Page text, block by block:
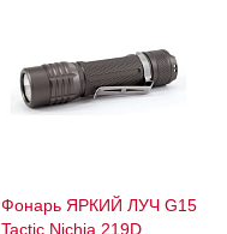
Фонарь ЯРКИЙ ЛУЧ G15
Tactic Nichia 219D